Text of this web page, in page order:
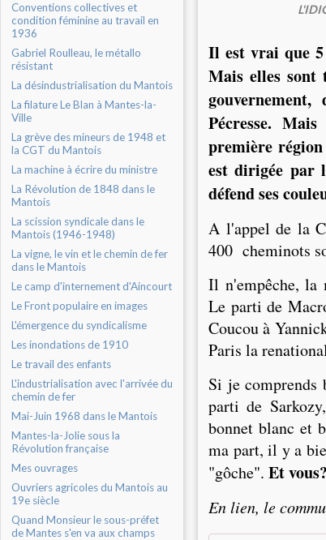
Conventions collectives et
condition féminine au travail en
1936
Gabriel Roulleau, le métallo
résistant
La désindustrialisation du Mantois
La filature Le Blan à Mantes-la-
Ville
La grève des mineurs de 1948 et
la CGT du Mantois
La machine à écrire du ministre
La Révolution de 1848 dans le
Mantois
La scission syndicale dans le
Mantois (1946-1948)
La vigne, le vin et le chemin de fer
dans le Mantois
Le camp d'internement d'Aincourt
Le Front populaire en images
L'émergence du syndicalisme
Les inondations de 1910
Le travail des enfants
L'industrialisation avec l'arrivée du
chemin de fer
Mai-Juin 1968 dans le Mantois
Mantes-la-Jolie sous la
Révolution française
Mes ouvrages
Ouvriers agricoles du Mantois au
19e siècle
Quand Monsieur le sous-préfet
de Mantes s'en va aux champs
Il est vrai que
Mais elles
Pécresse.
première
est dirigée par
défend ses
A l'appel de la
400 cheminots
Il n'empêche, la
Le parti de
Coucou à
Paris la
Si je
parti de
bonnet blanc et
ma part, il y a
"gôche". Et vous?
En lien, le